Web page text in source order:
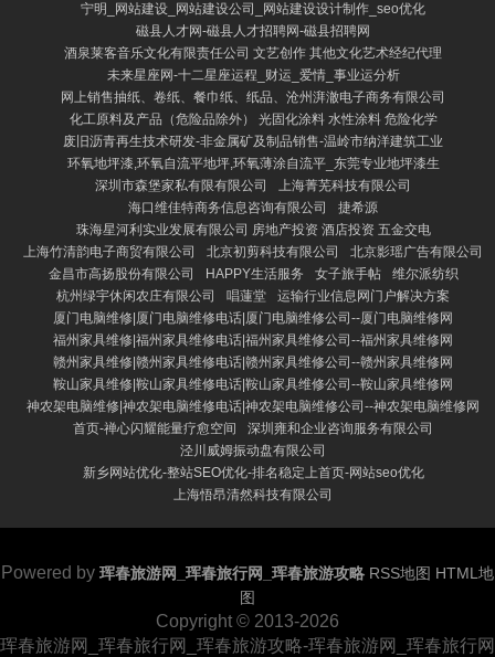
宁明_网站建设_网站建设公司_网站建设设计制作_seo优化
磁县人才网-磁县人才招聘网-磁县招聘网
酒泉莱客音乐文化有限责任公司 文艺创作 其他文化艺术经纪代理
未来星座网-十二星座运程_财运_爱情_事业运分析
网上销售抽纸、卷纸、餐巾纸、纸品、沧州湃澈电子商务有限公司
化工原料及产品（危险品除外） 光固化涂料 水性涂料 危险化学
废旧沥青再生技术研发-非金属矿及制品销售-温岭市纳洋建筑工业
环氧地坪漆,环氧自流平地坪,环氧薄涂自流平_东莞专业地坪漆生
深圳市森堡家私有限有限公司
上海菁芜科技有限公司
海口维佳特商务信息咨询有限公司
捷希源
珠海星河利实业发展有限公司 房地产投资 酒店投资 五金交电
上海竹清韵电子商贸有限公司
北京初剪科技有限公司
北京影瑶广告有限公司
金昌市高扬股份有限公司
HAPPY生活服务 女子旅手帖
维尔派纺织
杭州绿宇休闲农庄有限公司
唱蓮堂
运输行业信息网门户解决方案
厦门电脑维修|厦门电脑维修电话|厦门电脑维修公司--厦门电脑维修网
福州家具维修|福州家具维修电话|福州家具维修公司--福州家具维修网
赣州家具维修|赣州家具维修电话|赣州家具维修公司--赣州家具维修网
鞍山家具维修|鞍山家具维修电话|鞍山家具维修公司--鞍山家具维修网
神农架电脑维修|神农架电脑维修电话|神农架电脑维修公司--神农架电脑维修网
首页-禅心闪耀能量疗愈空间
深圳雍和企业咨询服务有限公司
泾川威姆振动盘有限公司
新乡网站优化-整站SEO优化-排名稳定上首页-网站seo优化
上海悟昂清然科技有限公司
Powered by 珲春旅游网_珲春旅行网_珲春旅游攻略 RSS地图 HTML地
图
Copyright © 2013-2026
珲春旅游网_珲春旅行网_珲春旅游攻略-珲春旅游网_珲春旅行网